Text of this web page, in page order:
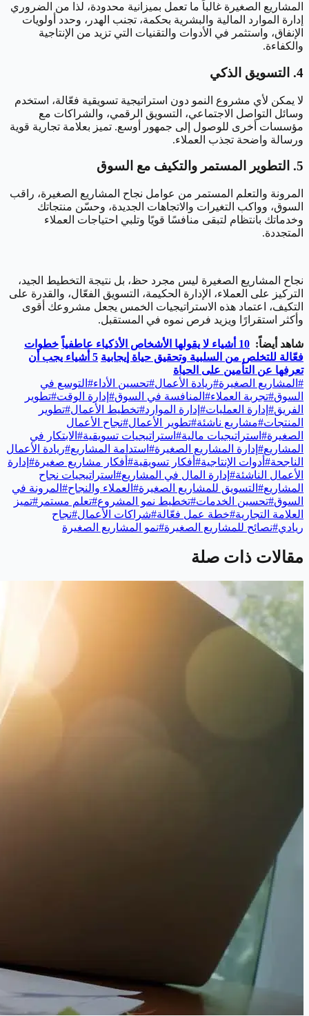
المشاريع الصغيرة غالباً ما تعمل بميزانية محدودة، لذا من الضروري
إدارة الموارد المالية والبشرية بحكمة، تجنب الهدر، وحدد أولويات
الإنفاق، واستثمر في الأدوات والتقنيات التي تزيد من الإنتاجية
والكفاءة.
4. التسويق الذكي
لا يمكن لأي مشروع النمو دون استراتيجية تسويقية فعّالة، استخدم
وسائل التواصل الاجتماعي، التسويق الرقمي، والشراكات مع
مؤسسات أخرى للوصول إلى جمهور أوسع. تميز بعلامة تجارية قوية
ورسالة واضحة تجذب العملاء.
5. التطوير المستمر والتكيف مع السوق
المرونة والتعلم المستمر من عوامل نجاح المشاريع الصغيرة، راقب
السوق، وواكب التغيرات والاتجاهات الجديدة، وحسّن منتجاتك
وخدماتك بانتظام لتبقى منافسًا قويًا وتلبي احتياجات العملاء
المتجددة.
نجاح المشاريع الصغيرة ليس مجرد حظ، بل نتيجة التخطيط الجيد،
التركيز على العملاء، الإدارة الحكيمة، التسويق الفعّال، والقدرة على
التكيف، اعتماد هذه الاستراتيجيات الخمس يجعل مشروعك أقوى
وأكثر استقرارًا ويزيد فرص نموه في المستقبل.
شاهد أيضاً: 10 أشياء لا يقولها الأشخاص الأذكياء عاطفياً
خطوات
فعّالة للتخلص من السلبية وتحقيق حياة إيجابية
5 أشياء يجب أن
تعرفها عن التأمين على الحياة
# المشاريع الصغيرة#ريادة الأعمال#تحسين الأداء# التوسع في
السوق#تجربة العملاء# المنافسة في السوق# إدارة الوقت#تطوير
الفريق# إدارة العمليات# إدارة الموارد#تخطيط الأعمال#تطوير
المنتجات#مشاريع ناشئة#تطوير الأعمال#نجاح الأعمال
الصغيرة# استراتيجيات مالية# استراتيجيات تسويقية# الابتكار في
المشاريع# إدارة المشاريع الصغيرة# استدامة المشاريع#ريادة الأعمال
الناجحة# أدوات الإنتاجية# أفكار تسويقية# أفكار مشاريع صغيرة# إدارة
الأعمال الناشئة# إدارة المال في المشاريع# استراتيجيات نجاح
المشاريع# التسويق للمشاريع الصغيرة# العملاء والنجاح# المرونة في
السوق#تحسين الخدمات#تخطيط نمو المشروع#تعلم مستمر #تميز
العلامة التجارية#خطة عمل فعّالة#شراكات الأعمال#نجاح
ريادي#نصائح للمشاريع الصغيرة#نمو المشاريع الصغيرة
مقالات ذات صلة